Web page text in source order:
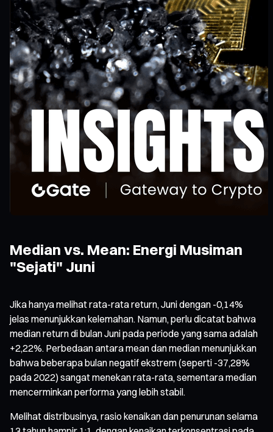
Median vs. Mean: Energi Musiman
"Sejati" Juni
Jika hanya melihat rata-rata return, Juni dengan -0,14%
jelas menunjukkan kelemahan. Namun, perlu dicatat bahwa
median return di bulan Juni pada periode yang sama adalah
+2,22%. Perbedaan antara mean dan median menunjukkan
bahwa beberapa bulan negatif ekstrem (seperti -37,28%
pada 2022) sangat menekan rata-rata, sementara median
mencerminkan performa yang lebih stabil.
Melihat distribusinya, rasio kenaikan dan penurunan selama